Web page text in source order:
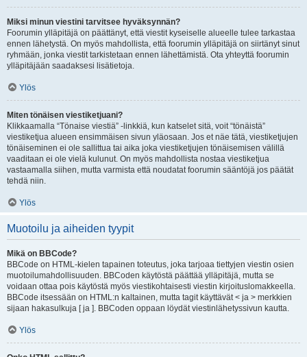
Miksi minun viestini tarvitsee hyväksynnän?
Foorumin ylläpitäjä on päättänyt, että viestit kyseiselle alueelle tulee tarkastaa
ennen lähetystä. On myös mahdollista, että foorumin ylläpitäjä on siirtänyt sinut
ryhmään, jonka viestit tarkistetaan ennen lähettämistä. Ota yhteyttä foorumin
ylläpitäjään saadaksesi lisätietoja.
Ylös
Miten tönäisen viestiketjuani?
Klikkaamalla “Tönaise viestiä” -linkkiä, kun katselet sitä, voit “tönäistä”
viestiketjua alueen ensimmäisen sivun yläosaan. Jos et näe tätä, viestiketjujen
tönäiseminen ei ole sallittua tai aika joka viestiketjujen tönäisemisen välillä
vaaditaan ei ole vielä kulunut. On myös mahdollista nostaa viestiketjua
vastaamalla siihen, mutta varmista että noudatat foorumin sääntöjä jos päätät
tehdä niin.
Ylös
Muotoilu ja aiheiden tyypit
Mikä on BBCode?
BBCode on HTML-kielen tapainen toteutus, joka tarjoaa tiettyjen viestin osien
muotoilumahdollisuuden. BBCoden käytöstä päättää ylläpitäjä, mutta se
voidaan ottaa pois käytöstä myös viestikohtaisesti viestin kirjoituslomakkeella.
BBCode itsessään on HTML:n kaltainen, mutta tagit käyttävät < ja > merkkien
sijaan hakasulkuja [ ja ]. BBCoden oppaan löydät viestinlähetyssivun kautta.
Ylös